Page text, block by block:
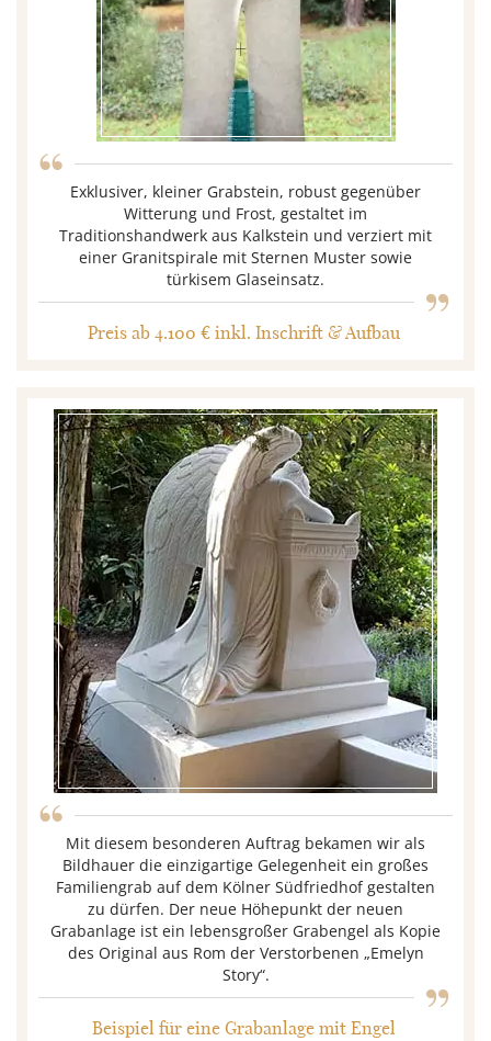
“ Exklusiver, kleiner Grabstein, robust gegenüber
Witterung und Frost, gestaltet im
Traditionshandwerk aus Kalkstein und verziert mit
einer Granitspirale mit Sternen Muster sowie
türkisem Glaseinsatz.
„
Preis ab 4.100 € inkl. Inschrift & Aufbau
“Mit diesem besonderen Auftrag bekamen wir als
Bildhauer die einzigartige Gelegenheit ein großes
Familiengrab auf dem Kölner Südfriedhof gestalten
zu dürfen. Der neue Höhepunkt der neuen
Grabanlage ist ein lebensgroßer Grabengel als Kopie
des Original aus Rom der Verstorbenen „Emelyn
Story“.
„
Beispiel für eine Grabanlage mit Engel